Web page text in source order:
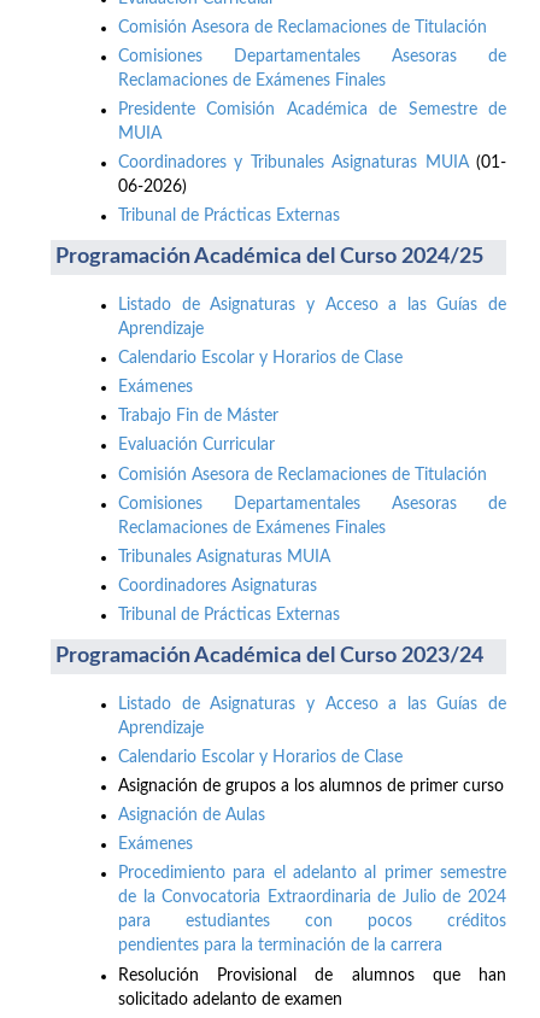
Comisión Asesora de Reclamaciones de Titulación
Comisiones Departamentales Asesoras de
Reclamaciones de Exámenes Finales
Presidente Comisión Académica de Semestre de
MUIA
Coordinadores y Tribunales Asignaturas MUIA(01-
06-2026)
Tribunal de Prácticas Externas
Programación Académica del Curso 2024/25
Listado de Asignaturas y Acceso a las Guías de
Aprendizaje
Calendario Escolar y Horarios de Clase
Exámenes
Trabajo Fin de Máster
Evaluación Curricular
Comisión Asesora de Reclamaciones de Titulación
Comisiones Departamentales Asesoras de
Reclamaciones de Exámenes Finales
Tribunales Asignaturas MUIA
Coordinadores Asignaturas
Tribunal de Prácticas Externas
Programación Académica del Curso 2023/24
Listado de Asignaturas y Acceso a las Guías de
Aprendizaje
Calendario Escolar y Horarios de Clase
Asignación de grupos a los alumnos de primer curso
Asignación de Aulas
Exámenes
Procedimiento para el adelanto al primer semestre
de la Convocatoria Extraordinaria de Julio de 2024
para estudiantes con pocos créditos
pendientes para la terminación de la carrera
Resolución Provisional de alumnos que han
solicitado adelanto de examen